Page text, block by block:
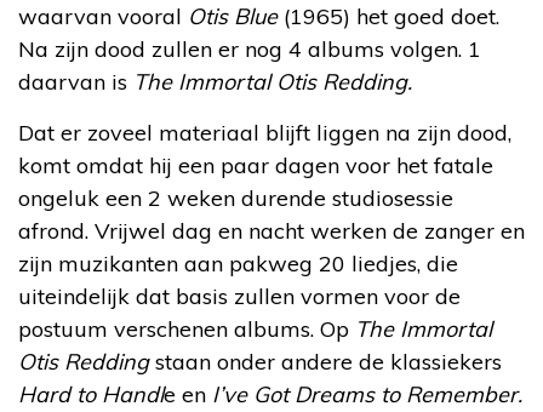
waarvan vooral Otis Blue(1965) het goed doet.
Na zijn dood zullen er nog 4 albums volgen. 1
daarvan is The Immortal Otis Redding.
Dat er zoveel materiaal blijft liggen na zijn dood,
komt omdat hij een paar dagen voor het fatale
ongeluk een 2 weken durende studiosessie
afrond. Vrijwel dag en nacht werken de zanger en
zijn muzikanten aan pakweg 20 liedjes, die
uiteindelijk dat basis zullen vormen voor de
postuum verschenen albums. Op The Immortal
Otis Reddingstaan onder andere de klassiekers
Hard to Handle en I’ve Got Dreams to Remember.